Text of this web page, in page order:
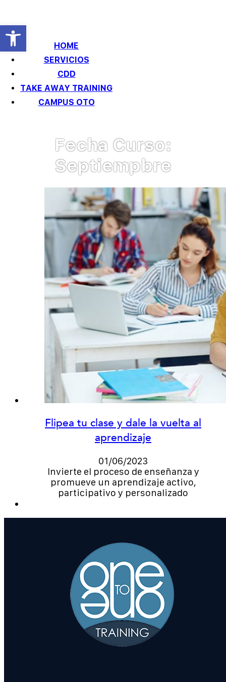
Abrir barra de herramientas
Training One to One
HOME
SERVICIOS
CDD
TAKE AWAY TRAINING
CAMPUS OTO
Fecha Curso:
Septiempbre
Flipea tu clase y dale la vuelta al
aprendizaje
01/06/2023
Invierte el proceso de enseñanza y
promueve un aprendizaje activo,
participativo y personalizado